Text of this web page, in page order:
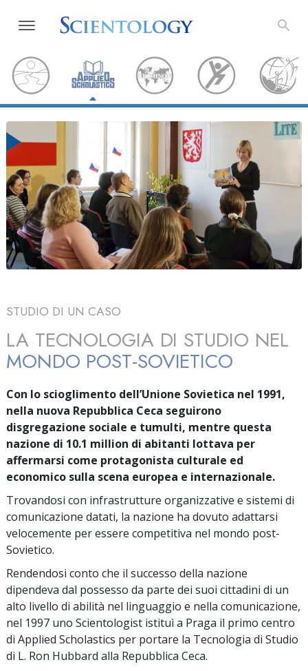
STUDIO DI UN CASO
LA TECNOLOGIA DI STUDIO NEL
MONDO POST-SOVIETICO
Con lo scioglimento dell’Unione Sovietica nel 1991,
nella nuova Repubblica Ceca seguirono
disgregazione sociale e tumulti, mentre questa
nazione di 10.1 million di abitanti lottava per
affermarsi come protagonista culturale ed
economico sulla scena europea e internazionale.
Trovandosi con infrastrutture organizzative e sistemi di
comunicazione datati, la nazione ha dovuto adattarsi
velocemente per essere competitiva nel mondo post-
Sovietico.
Rendendosi conto che il successo della nazione
dipendeva dal possesso da parte dei suoi cittadini di un
alto livello di abilità nel linguaggio e nella comunicazione,
nel 1997 uno Scientologist istituì a Praga il primo centro
di Applied Scholastics per portare la Tecnologia di Studio
di L. Ron Hubbard alla Repubblica Ceca.